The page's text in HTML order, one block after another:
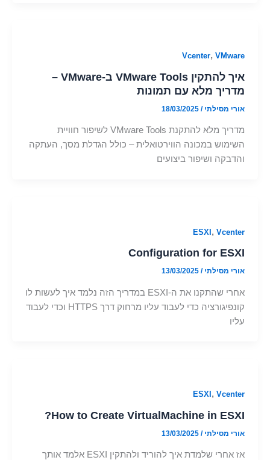
Vcenter,VMware
איך להתקין VMware Tools ב-VMware –
מדריך מלא עם תמונות
אורי מסילתי/
18/03/2025
מדריך מלא להתקנת VMware Tools לשיפור חוויית
השימוש במכונה הווירטואלית – כולל הגדלת מסך, העתקה
והדבקה ושיפור ביצועים
ESXI,Vcenter
Configuration for ESXI
אורי מסילתי/
13/03/2025
אחרי שהתקנו את ה-ESXI במדריך הזה נלמד איך לעשות לו
קונפיגורציה כדי לעבוד עליו מרחוק דרך HTTPS וכדי לעבוד
עליו
ESXI ,Vcenter
How to Create VirtualMachine in ESXI?
אורי מסילתי/
13/03/2025
אז אחרי שלמדת איך להוריד ולהתקין ESXI אלמד אותך